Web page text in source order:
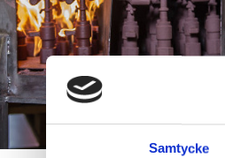
Samtycke